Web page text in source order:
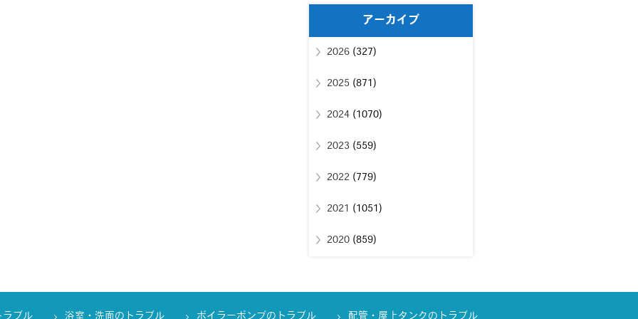
アーカイブ
2026(327)
2025 (871)
2024(1070)
2023 (559)
2022(779)
2021 (1051)
2020(859)
ラブル 浴室・洗面のトラブル ボイラーポンプのトラブル 配管・屋上タンクのトラブル